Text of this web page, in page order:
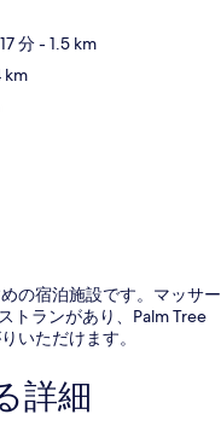
分- 1.5 km
km
の宿泊施設です。マッサー
トランがあり、Palm Tree
いただけます。
詳細